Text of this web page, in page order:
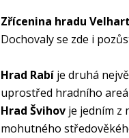
Zřícenina hradu
Dochovaly se zde i
Hrad Rabí je druhá
uprostřed hradního
Hrad Švihov je jedním z
mohutného